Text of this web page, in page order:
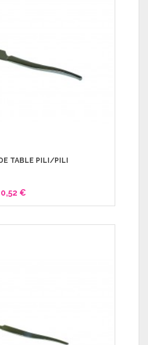
TABLE PILI/PILI
0,52 €